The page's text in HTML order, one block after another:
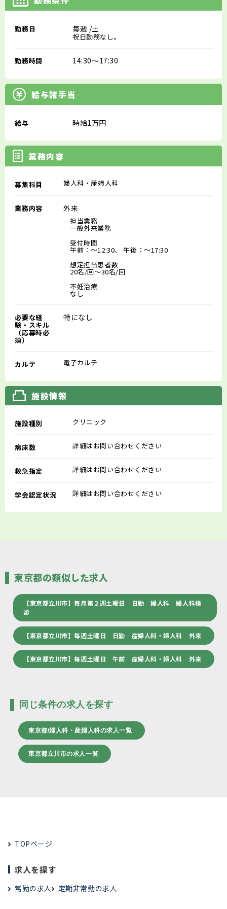
勤務日 毎週 /土
祝日勤務なし。
勤務時間 14:30～17:30
給与諸手当
給与 時給1万円
業務内容
募集科目 婦人科・産婦人科
業務内容 外来
担当業務
一般外来業務
受付時間
午前：～12:30、 午後：～17:30
想定担当患者数
20名/回～30名/回
不妊治療
なし
必要な経
験・スキル
（応募時必
須）
特になし
カルテ 電子カルテ
施設情報
施設種別 クリニック
病床数 詳細はお問い合わせください
救急指定 詳細はお問い合わせください
学会認定状況 詳細はお問い合わせください
東京都の類似した求人
【東京都立川市】毎月第２週土曜日 日勤 婦人科 婦人科検
診
【東京都立川市】毎週土曜日 日勤 産婦人科・婦人科 外来
【東京都立川市】毎週土曜日 午前 産婦人科・婦人科 外来
同じ条件の求人を探す
東京都/婦人科・産婦人科の求人一覧
東京都立川市の求人一覧
TOPページ
求人を探す
常勤の求人 定期非常勤の求人